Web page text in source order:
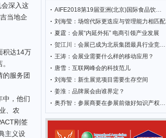
深入这
当地企
积达14万
的服务团
，他们
、农
刚签
主义设
AIFE2018第19届亚洲(北京)国际食品饮料暨进口食品博览会
刘海莹：场馆代际更迭应与管理能力相匹配
夏霆：会展“内延外拓” 电商引领产业发展
贺江川：会展已成为北辰集团最具行业竞争力和全国影响力的优势业务
王涛：会展业需要什么样的移动应用？
唐雪：互联网峰会的科技范儿
刘海莹：新生展览项目需要生存空间
姜淮：品牌展会由谁界定？
奥乔智：参展商要在参展前做好知识产权相关工作